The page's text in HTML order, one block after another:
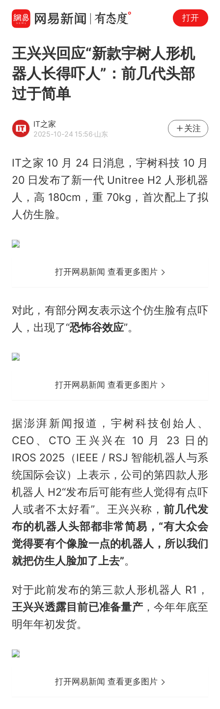
打开
王兴兴回应“新款宇树人形机
器人长得吓人”：前几代头部
过于简单
IT之家
2025-10-24 15:56·山东
关注
IT之家 10 月 24 日消息，宇树科技 10 月
20 日发布了新一代 Unitree H2 人形机器
人，高 180cm，重 70kg，首次配上了拟
人仿生脸。
打开网易新闻 查看更多图片
对此，有部分网友表示这个仿生脸有点吓
人，出现了“恐怖谷效应”。
打开网易新闻 查看更多图片
据澎湃新闻报道，宇树科技创始人、
CEO、CTO 王兴兴在 10 月 23 日的
IROS 2025（IEEE / RSJ 智能机器人与系
统国际会议）上表示，公司的第四款人形
机器人 H2“发布后可能有些人觉得有点吓
人或者不太好看”。王兴兴称， 前几代发
布的机器人头部都非常简易，“有大众会
觉得要有个像脸一点的机器人，所以我们
就把仿生人脸加了上去”。
对于此前发布的第三款人形机器人 R1，
王兴兴透露目前已准备量产，今年年底至
明年年初发货。
打开网易新闻 查看更多图片